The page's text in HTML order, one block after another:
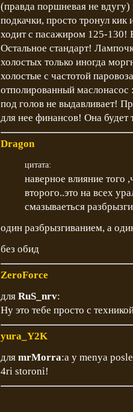
(правда поршневая не
подкачки, просто тронул
ходит с пасажиром 125-130!
Остальное стандарт!
холостых только иногда
холостые с частотой
отполированный маслонасос
под голов не выдавливает!
для нее финансов! Она будет
Dragon
цитата:
наверное влияние того
второго..это на всех
смазываеться
один разбрызгиванием, а
без обид
ZeroForce
для RuS_nrv:
Ну это тебе просто с
yura_Y2K
для mrMorra:a y menya
4ri storoni!